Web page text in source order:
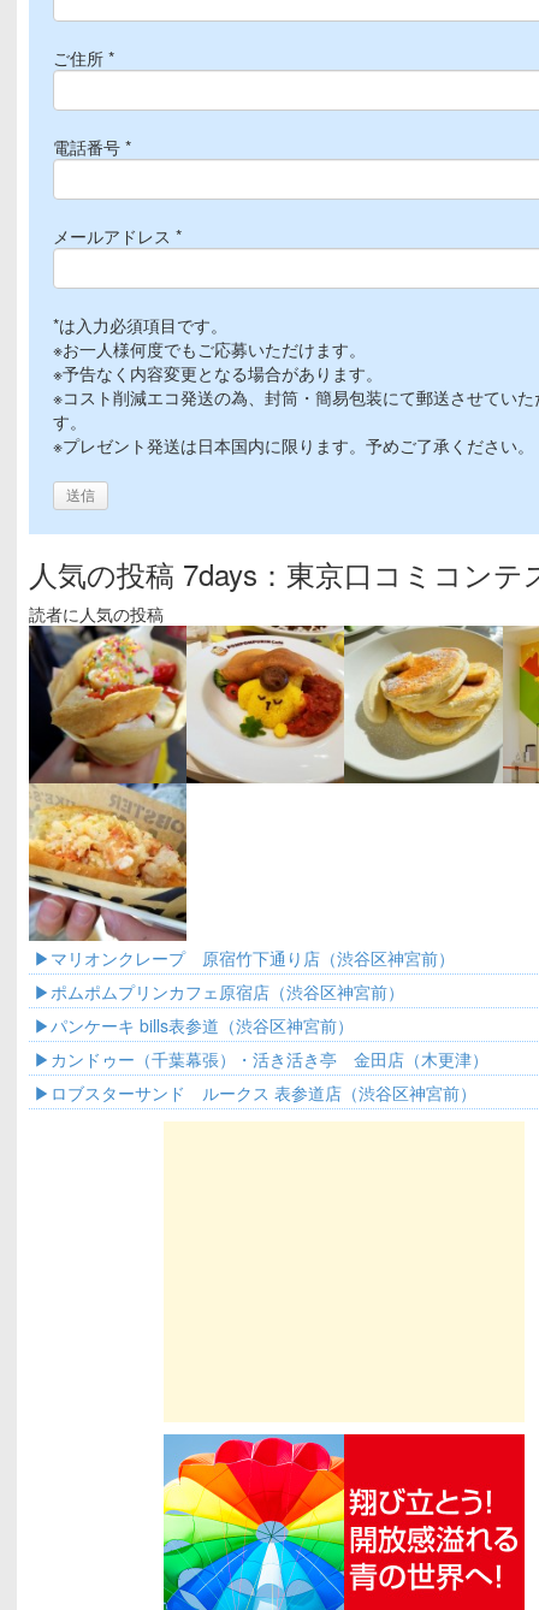
ご住所 *
電話番号 *
メールアドレス *
*は入力必須項目です。
※お一人様何度でもご応募いただけます。
※予告なく内容変更となる場合があります。
※コスト削減エコ発送の為、封筒・簡易包装にて郵送させてい
す。
※プレゼント発送は日本国内に限ります。予めご了承ください。
人気の投稿 7days：東京口コミコンテ
読者に人気の投稿
マリオンクレープ 原宿竹下通り店（渋谷区神宮前）
ポムポムプリンカフェ原宿店（渋谷区神宮前）
パンケーキ bills表参道（渋谷区神宮前）
カンドゥー（千葉幕張）・活き活き亭 金田店（木更津）
ロブスターサンド ルークス 表参道店（渋谷区神宮前）